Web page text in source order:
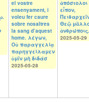
el vostre
ensenyament, i
voleu fer caure
sobre nosaltres
la sang d’aquest
home. λέγων,
Οὐ παραγγελίᾳ
παρηγγείλαμεν
ὑμῖν μὴ διδάσ
2025-05-28
ἀπόστολοι
εἶπον,
Θεῷ
ἀνθρώποις.
2025-05-29